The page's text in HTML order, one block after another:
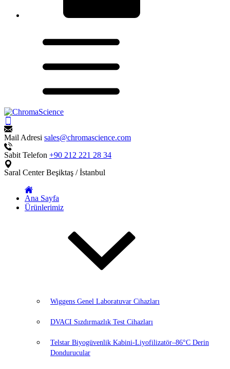
Mail Adresi sales@chromascience.com
Sabit Telefon +90 212 221 28 34
Saral CenterBeşiktaş / İstanbul
Ana Sayfa
Ürünlerimiz
Wiggens Genel Laboratuvar Cihazları
DVACI Sızdırmazlık Test Cihazları
Telstar Biyogüvenlik Kabini-Liyofilizatör–86°C Derin
Dondurucular